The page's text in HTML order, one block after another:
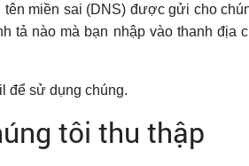
tên miền sai (DNS) được gửi cho
tả nào mà bạn nhập vào thanh địa
để sử dụng chúng.
tôi thu thập